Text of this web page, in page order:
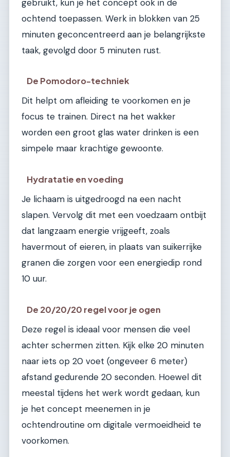
gebruikt, kun je het concept ook in de
ochtend toepassen. Werk in blokken van 25
minuten geconcentreerd aan je belangrijkste
taak, gevolgd door 5 minuten rust.
De Pomodoro-techniek
Dit helpt om afleiding te voorkomen en je
focus te trainen. Direct na het wakker
worden een groot glas water drinken is een
simpele maar krachtige gewoonte.
Hydratatie en voeding
Je lichaam is uitgedroogd na een nacht
slapen. Vervolg dit met een voedzaam ontbijt
dat langzaam energie vrijgeeft, zoals
havermout of eieren, in plaats van suikerrijke
granen die zorgen voor een energiedip rond
10 uur.
De 20/20/20 regel voor je ogen
Deze regel is ideaal voor mensen die veel
achter schermen zitten. Kijk elke 20 minuten
naar iets op 20 voet (ongeveer 6 meter)
afstand gedurende 20 seconden. Hoewel dit
meestal tijdens het werk wordt gedaan, kun
je het concept meenemen in je
ochtendroutine om digitale vermoeidheid te
voorkomen.